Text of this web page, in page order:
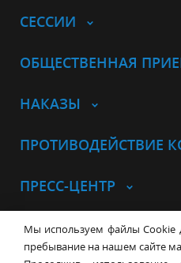
СЕССИИ
ОБЩЕСТВЕННАЯ
НАКАЗЫ
ПРОТИВОДЕЙСТВИЕ
ПРЕСС-ЦЕНТР
© Совет депутатов города
НовосибирскаКонтакты
Мы используем файлы Cookie
пребывание на нашем сайте